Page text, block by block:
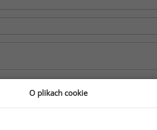
osobowych zawartych w formularzu
zapytanie. Oświadczam, że zapoznałem
O plikach cookie